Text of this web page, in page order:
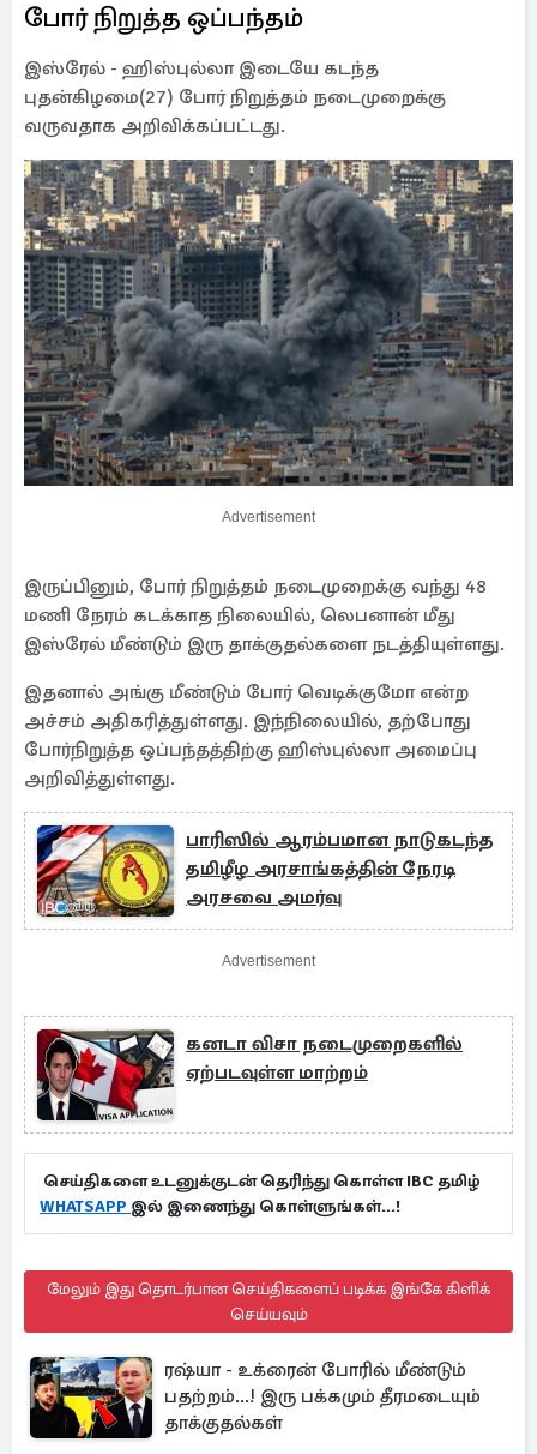
போர் நிறுத்த ஒப்பந்தம்
இஸ்ரேல் - ஹிஸ்புல்லா இடையே கடந்த
புதன்கிழமை(27) போர் நிறுத்தம் நடைமுறைக்கு
வருவதாக அறிவிக்கப்பட்டது.
Advertisement
இருப்பினும், போர் நிறுத்தம் நடைமுறைக்கு வந்து 48
மணி நேரம் கடக்காத நிலையில், லெபனான் மீது
இஸ்ரேல் மீண்டும் இரு தாக்குதல்களை நடத்தியுள்ளது.
இதனால் அங்கு மீண்டும் போர் வெடிக்குமோ என்ற
அச்சம் அதிகரித்துள்ளது. இந்நிலையில், தற்போது
போர்நிறுத்த ஒப்பந்தத்திற்கு ஹிஸ்புல்லா அமைப்பு
அறிவித்துள்ளது.
பாரிஸில் ஆரம்பமான நாடுகடந்த
தமிழீழ அரசாங்கத்தின் நேரடி
அரசவை அமர்வு
Advertisement
கனடா விசா நடைமுறைகளில்
ஏற்படவுள்ள மாற்றம்
செய்திகளை உடனுக்குடன் தெரிந்து கொள்ள IBC தமிழ்
WHATSAPP இல் இணைந்து கொள்ளுங்கள்...!
மேலும் இது தொடர்பான செய்திகளைப் படிக்க இங்கே கிளிக்
செய்யவும்
ரஷ்யா - உக்ரைன் போரில் மீண்டும்
பதற்றம்...! இரு பக்கமும் தீரமடையும்
தாக்குதல்கள்